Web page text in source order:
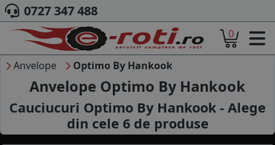
ACASA
DESPRE NOI
ANVELOPE
AUTO
CAMION
MOTO
AGROINDUSTRIALE
0727 347 488
0
Anvelope Optimo By Hankook
Anvelope Optimo By Hankook
Cauciucuri Optimo By Hankook - Alege
din cele 6de produse